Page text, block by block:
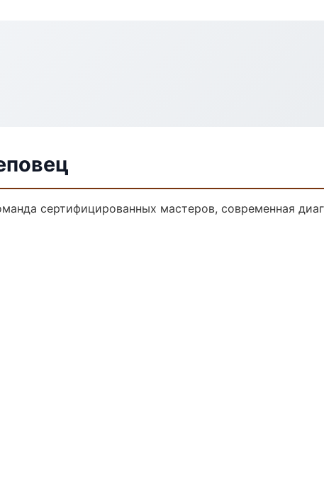
сертифицированных мастеров, современная